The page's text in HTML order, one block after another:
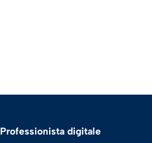
Professionista digitale